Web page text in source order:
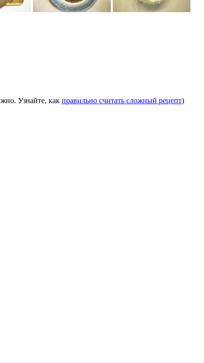
Узнайте, как правильно считать сложный рецепт)